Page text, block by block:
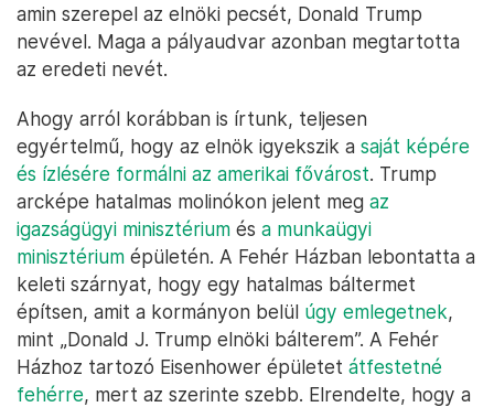
amin szerepel az elnöki pecsét, Donald Trump
nevével. Maga a pályaudvar azonban megtartotta
az eredeti nevét.
Ahogy arról korábban is írtunk, teljesen
egyértelmű, hogy az elnök igyekszik a saját képére
és ízlésére formálni az amerikai fővárost. Trump
arcképe hatalmas molinókon jelent meg az
igazságügyi minisztérium és a munkaügyi
minisztérium épületén. A Fehér Házban lebontatta a
keleti szárnyat, hogy egy hatalmas báltermet
építsen, amit a kormányon belül úgy emlegetnek,
mint „Donald J. Trump elnöki bálterem”. A Fehér
Házhoz tartozó Eisenhower épületet átfestetné
fehérre, mert az szerinte szebb. Elrendelte, hogy a